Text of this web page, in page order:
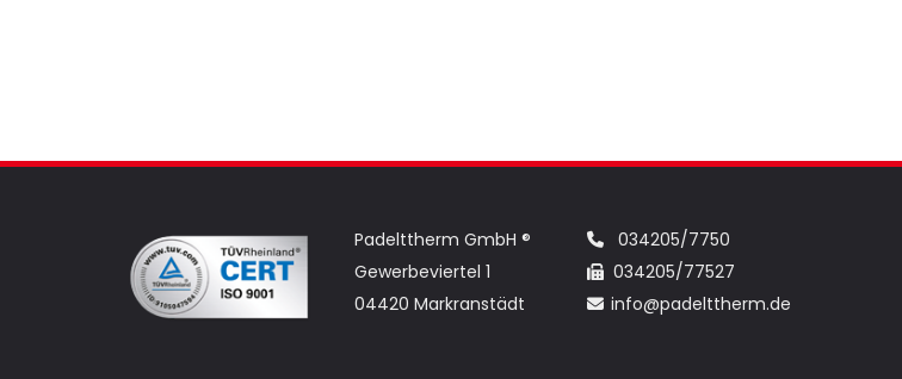
Padelttherm GmbH ®
Gewerbeviertel 1
04420 Markranstädt
 034205/7750
 034205/77527
 info@padelttherm.de